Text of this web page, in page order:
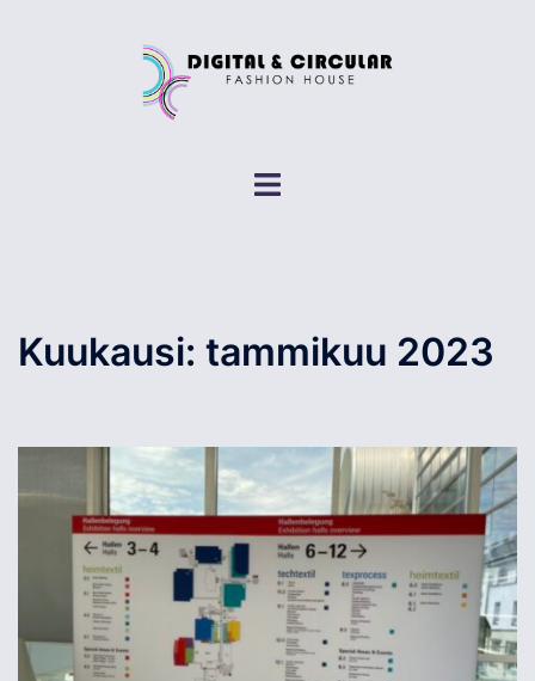
Toggle
Kuukausi: tammikuu 2023